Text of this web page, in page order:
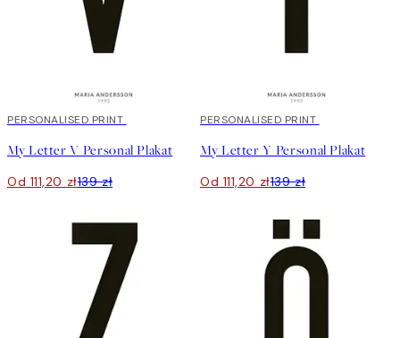
20%*
PERSONALISED PRINT
My Letter V Personal Plakat
Od 111,20 zł139 zł
20%*
PERSONALISED PRINT
My Letter Y Personal Plakat
Od 111,20 zł139 zł